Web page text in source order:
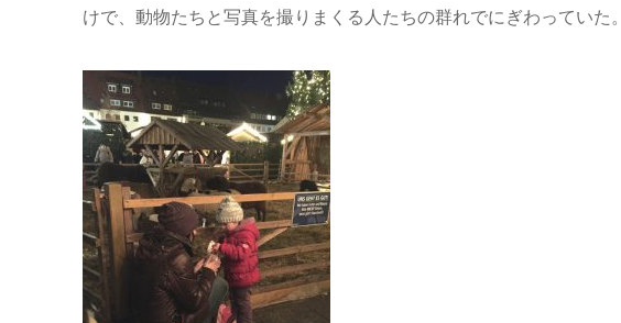
けで、動物たちと写真を撮りまくる人たちの群れでにぎわっていた。